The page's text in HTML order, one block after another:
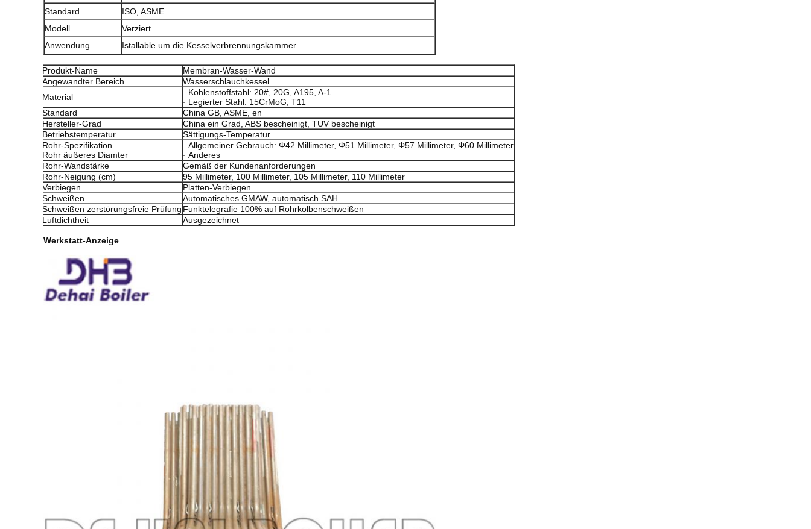
Standard
ISO, ASME
Modell
Verziert
Anwendung
Istallable um die Kesselverbrennungskammer
Produkt-Name
Membran-Wasser-Wand
Angewandter Bereich
Wasserschlauchkessel
Material
- Kohlenstoffstahl: 20#, 20G, A195, A-1
- Legierter Stahl: 15CrMoG, T11
Standard
China GB, ASME, en
Hersteller-Grad
China ein Grad, ABS bescheinigt, TUV bescheinigt
Betriebstemperatur
Sättigungs-Temperatur
Rohr-Spezifikation
Rohr äußeres Diamter
- Allgemeiner Gebrauch: Φ42 Millimeter, Φ51 Millimeter, Φ57 Millimeter, Φ60 Millimeter
- Anderes
Rohr-Wandstärke
Gemäß der Kundenanforderungen
Rohr-Neigung (cm)
95 Millimeter, 100 Millimeter, 105 Millimeter, 110 Millimeter
Verbiegen
Platten-Verbiegen
Schweißen
Automatisches GMAW, automatisch SAH
Schweißen zerstörungsfreie Prüfung Funktelegrafie 100% auf Rohrkolbenschweißen
Luftdichtheit
Ausgezeichnet
Werkstatt-Anzeige